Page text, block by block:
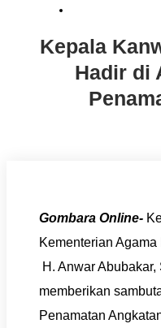
Kepala
Hadir di
Gombara Online-
Kementerian
H. Anwar
memberikan
Penamatan